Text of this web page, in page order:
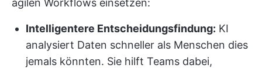
agilen Workflows einsetzen:
Intelligentere Entscheidungsfindung: KI
analysiert Daten schneller als Menschen dies
jemals könnten. Sie hilft Teams dabei,